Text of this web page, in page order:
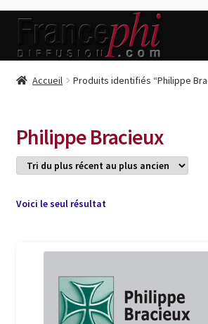
Aller
la
Aller
contenu
Accueil
Compte
Conditions de Vente
Connection
Listes d’Envies
Livres de Peter Randa
Livres de Philippe Randa
Accueil Produits identifiés “Philippe
Philippe Bracieux
Voici le seul résultat